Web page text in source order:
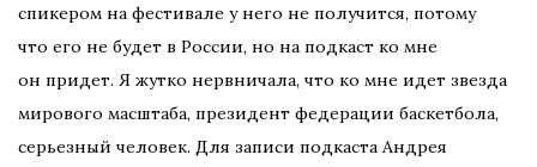
спикером на фестивале у него не получится, потому
что его не будет в России, но на подкаст ко мне
он придет. Я жутко нервничала, что ко мне идет звезда
мирового масштаба, президент федерации баскетбола,
серьезный человек. Для записи подкаста Андрея